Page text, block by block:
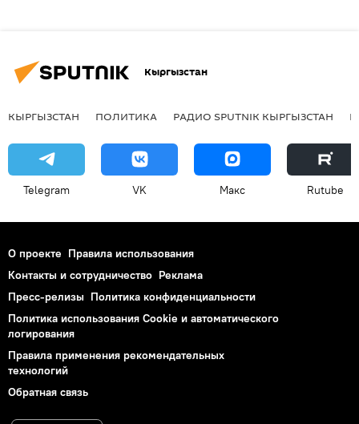
Кыргызстан
КЫРГЫЗСТАН ПОЛИТИКА РАДИО SPUTNIK КЫРГЫЗСТАН
Telegram VK Макс Rutube
О проекте Правила использования
Контакты и сотрудничество Реклама
Пресс-релизы Политика конфиденциальности
Политика использования Cookie и автоматического
логирования
Правила применения рекомендательных
технологий
Обратная связь